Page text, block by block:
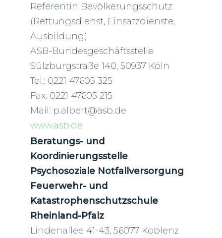
Referentin Bevölkerungsschutz
(Rettungsdienst, Einsatzdienste,
Ausbildung)
ASB-Bundesgeschäftsstelle
Sülzburgstraße 140, 50937 Köln
Tel.: 0221 47605 325
Fax: 0221 47605 215
Mail: p.albert@asb.de
www.asb.de
Beratungs- und
Koordinierungsstelle
Psychosoziale Notfallversorgung
Feuerwehr- und
Katastrophenschutzschule
Rheinland-Pfalz
Lindenallee 41-43, 56077 Koblenz